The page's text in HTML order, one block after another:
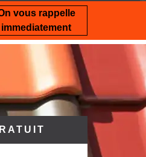
vous rappelle
immediatement